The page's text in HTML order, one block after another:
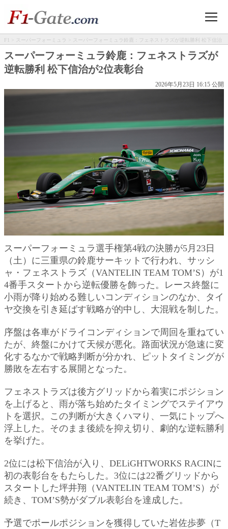
F1 > スーパーフォーミュラ
> スーパーフォーミュラ鈴鹿：フェネストラズが逆転勝利 松下信治
が2位表彰台
スーパーフォーミュラ鈴鹿：フェネストラズが
逆転勝利 松下信治が2位表彰台
2026年5月23日 16:15 公開
スーパーフォーミュラ選手権第4戦の決勝が5月23日
（土）に三重県の鈴鹿サーキットで行われ、サッシ
ャ・フェネストラズ（VANTELIN TEAM TOM’S）が1
4番手スタートから逆転優勝を飾った。レース終盤に
小雨が降り始める難しいコンディションのなか、タイ
ヤ交換を引き延ばす戦略が的中し、大混戦を制した。
序盤は各車がドライコンディションで周回を重ねてい
たが、終盤にかけて天候が悪化。路面状況が急速に変
化するなかで戦略判断が分かれ、ピットタイミングが
勝敗を左右する展開となった。
フェネストラズは後方グリッドから着実にポジション
を上げると、雨が落ち始めたタイミングでステイアウ
トを選択。この判断が大きくハマり、一気にトップへ
浮上した。そのまま後続を抑え切り、劇的な逆転勝利
を挙げた。
2位には松下信治が入り、DELiGHTWORKS RACINに
初の表彰台をもたらした。3位には22番グリッドから
スタートした坪井翔（VANTELIN TEAM TOM’S）が
続き、TOM’S勢がダブル表彰台を達成した。
予選でポールポジションを獲得していた岩佐歩夢（T